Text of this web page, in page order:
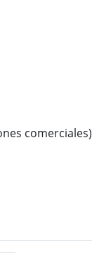
comerciales)